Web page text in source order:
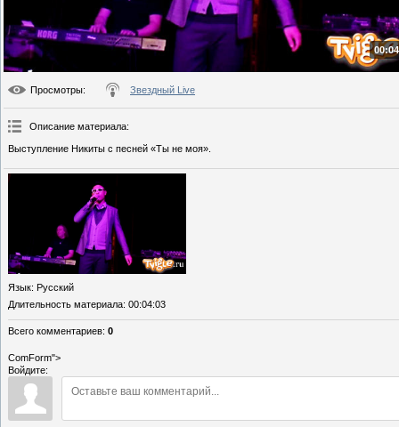
Просмотры: Звездный Live
Описание материала:
Выступление Никиты с песней «Ты не моя».
Язык: Русский
Длительность материала: 00:04:03
Всего комментариев: 0
ComForm">
Войдите: